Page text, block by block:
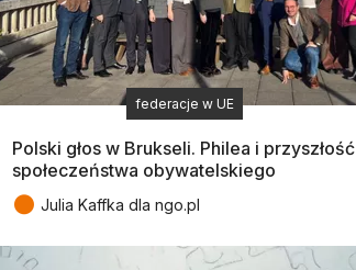
federacje w UE
Polski głos w Brukseli. Philea i przyszłość
społeczeństwa obywatelskiego
● Julia Kaffka dla ngo.pl